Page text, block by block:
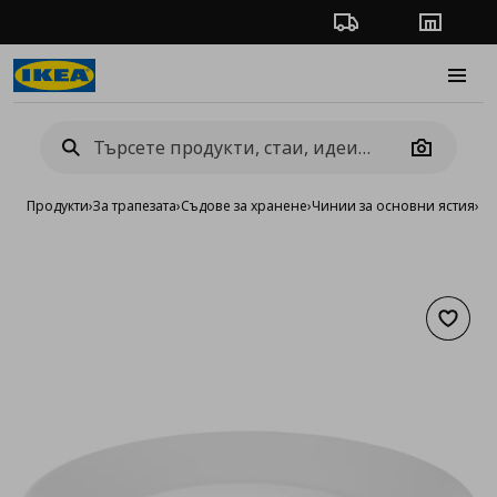
Проследяване на
Camera
Продукти›За трапезата›Съдове за хранене›Чинии за основни ястия›